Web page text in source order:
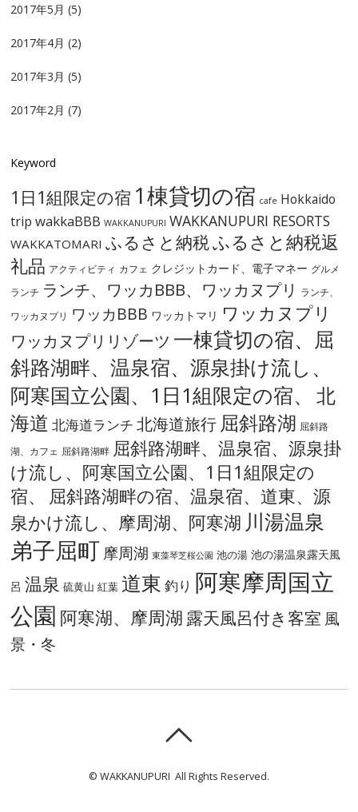
2017年5月 (5)
2017年4月 (2)
2017年3月 (5)
2017年2月 (7)
Keyword
1日1組限定の宿 1棟貸切の宿 cafe Hokkaido
trip wakkaBBB WAKKANUPURI WAKKANUPURI RESORTS
WAKKATOMARI ふるさと納税ふるさと納税返
礼品 アクティビティ カフェ クレジットカード、電子マネー グルメ
ランチ ランチ、ワッカBBB、ワッカヌプリ
ランチ、
ワッカヌプリ ワッカBBB ワッカトマリ ワッカヌプリ
ワッカヌプリリゾーツ 一棟貸切の宿、屈
斜路湖畔、温泉宿、源泉掛け流し、
阿寒国立公園、1日1組限定の宿、
北
海道 北海道ランチ 北海道旅行 屈斜路湖 屈斜路
湖、カフェ 屈斜路湖畔 屈斜路湖畔、温泉宿、源泉掛
け流し、阿寒国立公園、1日1組限定の
宿、
屈斜路湖畔の宿、温泉宿、道東、源
泉かけ流し、摩周湖、阿寒湖 川湯温泉
弟子屈町摩周湖 東藻琴芝桜公園 池の湯 池の湯温泉露天風
呂 温泉 硫黄山 紅葉 道東 釣り 阿寒摩周国立
公園 阿寒湖、摩周湖 露天風呂付き客室 風
景・冬
© WAKKANUPURI All Rights Reserved.